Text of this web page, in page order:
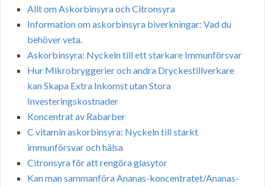
Allt om Askorbinsyra och Citronsyra
Information om askorbinsyra biverkningar: Vad du
behöver veta.
Askorbinsyra: Nyckeln till ett starkare Immunförsvar
Hur Mikrobryggerier och andra Dryckestillverkare
kan Skapa Extra Inkomst utan Stora
Investeringskostnader
Koncentrat av Rabarber
C vitamin askorbinsyra: Nyckeln till starkt
immunförsvar och hälsa
Citronsyra för att rengöra glasytor
Kan man sammanföra Ananas-koncentratet/Ananas-